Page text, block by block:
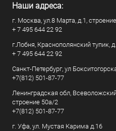
Наши адреса:
г. Москва, ул.8 Марта, д.1,
+ 7 495 644 22 92
г.Лобня, Краснополянский тупик,
+ 7 495 644 22 92
Санкт-Петербург, ул
+7(812) 501-87-77
Ленинградская обл,
строение 50а/2
+7(812) 501-87-77
г. Уфа, ул. Мустая Карима д.16